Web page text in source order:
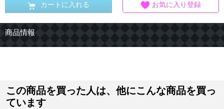
カートに入れる お気に入り登録
商品情報
この商品を買った人は、他にこんな商品を買っ
ています